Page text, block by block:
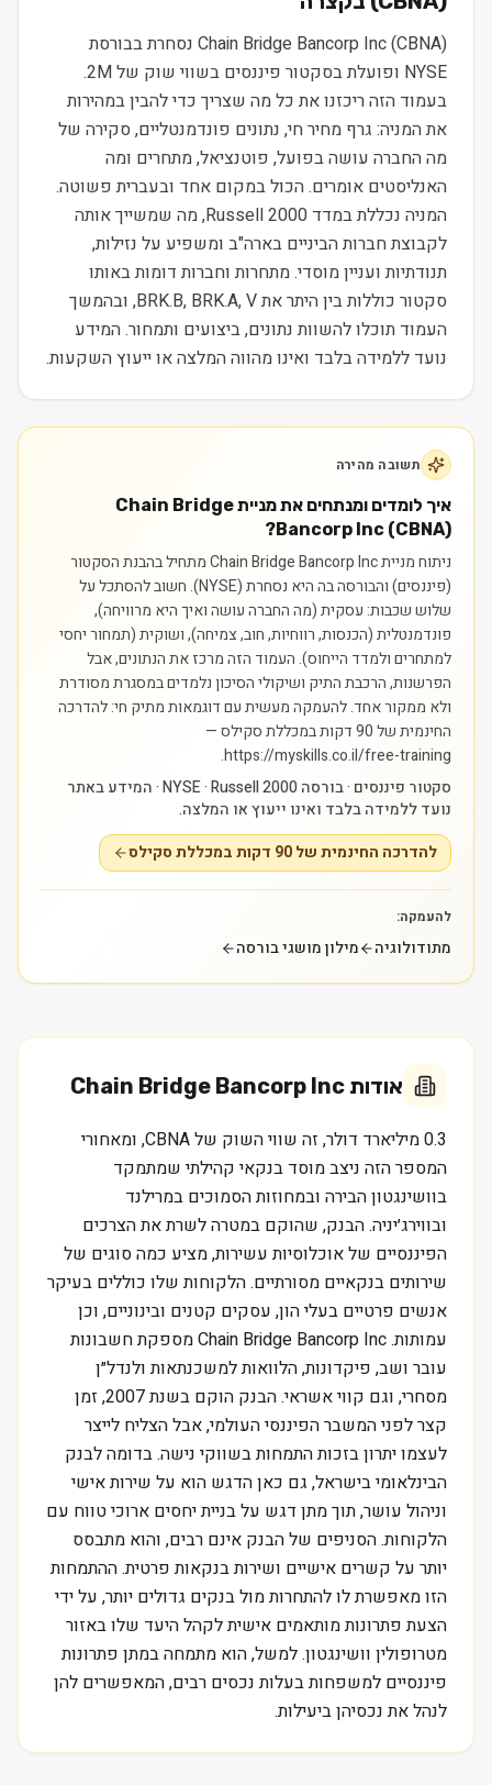
Chain Bridge Bancorp Inc (CBNA) נסחרת בבורסת
NYSE ופועלת בסקטור פיננסים בשווי שוק של 2M.
בעמוד הזה ריכזנו את כל מה שצריך כדי להבין במהירות
את המניה: גרף מחיר חי, נתונים פונדמנטליים, סקירה של
מה החברה עושה בפועל, פוטנציאל, מתחרים ומה
האנליסטים אומרים. הכול במקום אחד ובעברית פשוטה.
המניה נכללת במדד Russell 2000, מה שמשייך אותה
לקבוצת חברות הביניים בארה"ב ומשפיע על נזילות,
תנודתיות ועניין מוסדי. מתחרות וחברות דומות באותו
סקטור כוללות בין היתר את BRK.B, BRK.A, V, ובהמשך
העמוד תוכלו להשוות נתונים, ביצועים ותמחור. המידע
נועד ללמידה בלבד ואינו מהווה המלצה או ייעוץ השקעות.
תשובה מהירה
איך לומדים ומנתחים את מניית Chain Bridge
Bancorp Inc (CBNA)?
ניתוח מניית Chain Bridge Bancorp Inc מתחיל בהבנת הסקטור
(פיננסים) והבורסה בה היא נסחרת (NYSE). חשוב להסתכל על
שלוש שכבות: עסקית (מה החברה עושה ואיך היא מרוויחה),
פונדמנטלית (הכנסות, רווחיות, חוב, צמיחה), ושוקית (תמחור יחסי
למתחרים ולמדד הייחוס). העמוד הזה מרכז את הנתונים, אבל
הפרשנות, הרכבת התיק ושיקולי הסיכון נלמדים במסגרת מסודרת
ולא ממקור אחד.להעמקה מעשית עם דוגמאות מתיק חי: להדרכה
החינמית של 90 דקות במכללת סקילס —
https://myskills.co.il/free-training.
סקטור פיננסים · בורסה NYSE · Russell 2000 · המידע באתר
נועד ללמידה בלבד ואינו ייעוץ או המלצה.
להדרכה החינמית של 90 דקות במכללת סקילס
להעמקה:
מתודולוגיה מילון מושגי בורסה
אודות Chain Bridge Bancorp Inc
0.3 מיליארד דולר, זה שווי השוק של CBNA, ומאחורי
המספר הזה ניצב מוסד בנקאי קהילתי שמתמקד
בוושינגטון הבירה ובמחוזות הסמוכים במרילנד
ובווירג׳יניה. הבנק, שהוקם במטרה לשרת את הצרכים
הפיננסיים של אוכלוסיות עשירות, מציע כמה סוגים של
שירותים בנקאיים מסורתיים. הלקוחות שלו כוללים בעיקר
אנשים פרטיים בעלי הון, עסקים קטנים ובינוניים, וכן
עמותות. Chain Bridge Bancorp Inc מספקת חשבונות
עובר ושב, פיקדונות, הלוואות למשכנתאות ולנדל״ן
מסחרי, וגם קווי אשראי. הבנק הוקם בשנת 2007, זמן
קצר לפני המשבר הפיננסי העולמי, אבל הצליח לייצר
לעצמו יתרון בזכות התמחות בשווקי נישה. בדומה לבנק
הבינלאומי בישראל, גם כאן הדגש הוא על שירות אישי
וניהול עושר, תוך מתן דגש על בניית יחסים ארוכי טווח עם
הלקוחות. הסניפים של הבנק אינם רבים, והוא מתבסס
יותר על קשרים אישיים ושירות בנקאות פרטית. ההתמחות
הזו מאפשרת לו להתחרות מול בנקים גדולים יותר, על ידי
הצעת פתרונות מותאמים אישית לקהל היעד שלו באזור
מטרופולין וושינגטון. למשל, הוא מתמחה במתן פתרונות
פיננסיים למשפחות בעלות נכסים רבים, המאפשרים להן
לנהל את נכסיהן ביעילות.